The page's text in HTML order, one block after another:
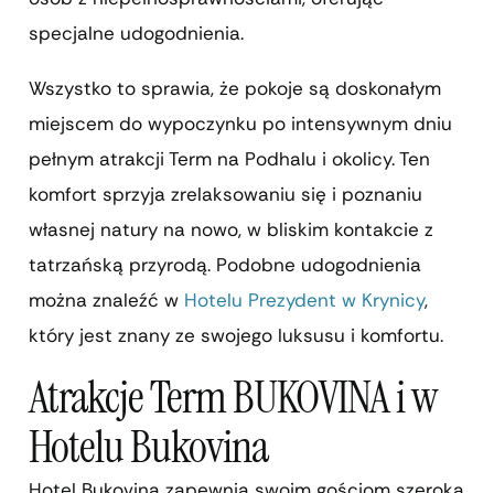
specjalne udogodnienia.
Wszystko to sprawia, że pokoje są doskonałym
miejscem do wypoczynku po intensywnym dniu
pełnym atrakcji Term na Podhalu i okolicy. Ten
komfort sprzyja zrelaksowaniu się i poznaniu
własnej natury na nowo, w bliskim kontakcie z
tatrzańską przyrodą. Podobne udogodnienia
można znaleźć w Hotelu Prezydent w Krynicy,
który jest znany ze swojego luksusu i komfortu.
Atrakcje Term BUKOVINA i w
Hotelu Bukovina